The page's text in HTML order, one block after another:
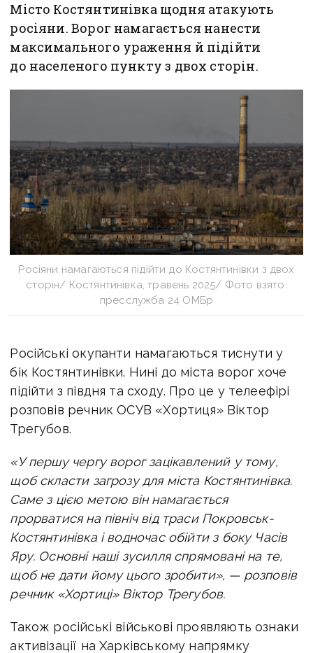
Місто Костянтинівка щодня атакують
росіяни. Ворог намагається нанести
максимального ураження й підійти
до населеного пункту з двох сторін.
Росіяни намагаються підійти до Костянтинівки з двох
сторін/ Костянтинівка, травень 2025/ Фото взято:
пресслужба 24 ОМБр
Російські окупанти намагаються тиснути у
бік Костянтинівки. Нині до міста ворог хоче
підійти з півдня та сходу. Про це у телеефірі
розповів речник ОСУВ «Хортиця» Віктор
Трегубов.
«У першу чергу ворог зацікавлений у тому,
щоб скласти загрозу для міста Костянтинівка.
Саме з цією метою він намагається
прорватися на північ від траси Покровськ-
Костянтинівка і водночас обійти з боку Часів
Яру. Основні наші зусилля спрямовані на те,
щоб не дати йому цього зробити», — розповів
речник «Хортиці» Віктор Трегубов.
Також російські військові проявляють ознаки
активізації на Харківському напрямку